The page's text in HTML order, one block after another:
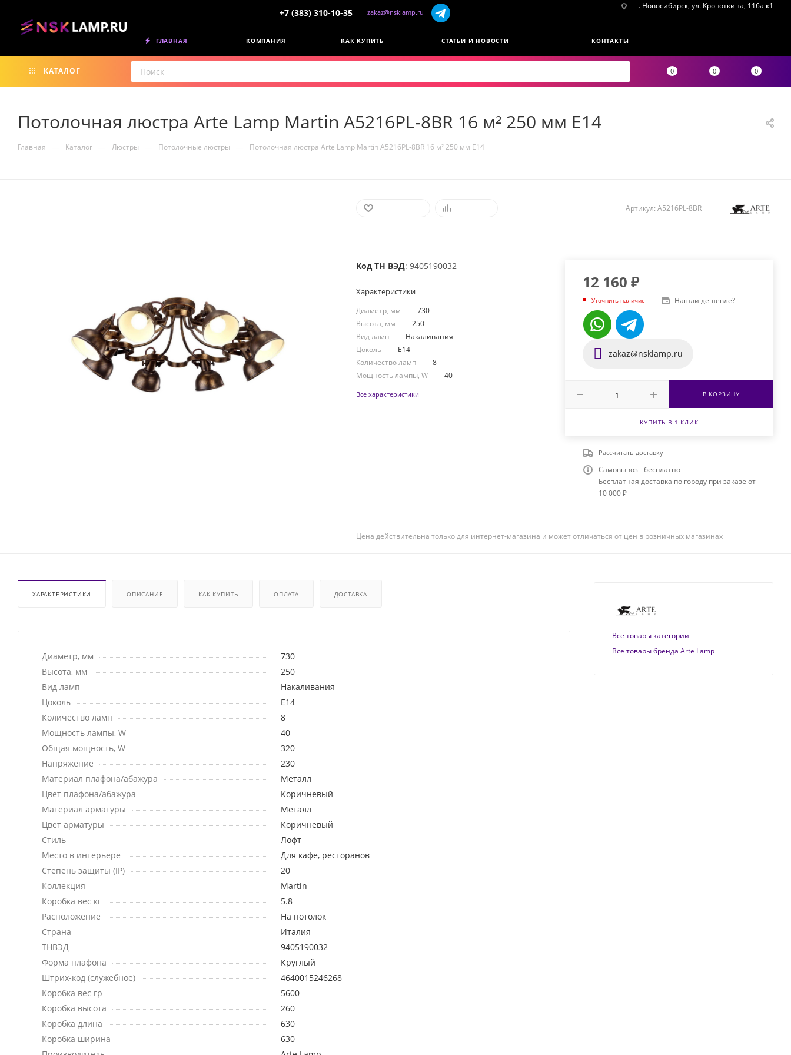
+7 (383) 310-10-35 zakaz@nsklamp.ru
г. Новосибирск, ул. Кропоткина, 116а к1
ГЛАВНАЯ КОМПАНИЯ КАК КУПИТЬ СТАТЬИ И НОВОСТИ КОНТАКТЫ
0 0 0
КАТАЛОГ
Потолочная люстра Arte Lamp Martin A5216PL-8BR 16 м² 250 мм E14
Главная — Каталог — Люстры — Потолочные люстры — Потолочная люстра Arte Lamp Martin A5216PL-8BR 16 м² 250 мм E14
Артикул: A5216PL-8BR
Код ТН ВЭД: 9405190032
Характеристики
Диаметр, мм — 730
Высота, мм — 250
Вид ламп — Накаливания
Цоколь — E14
Количество ламп — 8
Мощность лампы, W — 40
Все характеристики
12 160 ₽
Уточнить наличие Нашли дешевле?
zakaz@nsklamp.ru
В КОРЗИНУ
КУПИТЬ В 1 КЛИК
Рассчитать доставку
Самовывоз - бесплатно
Бесплатная доставка по городу при заказе от
10 000 ₽
Цена действительна только для интернет-магазина и может отличаться от цен в розничных магазинах
ХАРАКТЕРИСТИКИ ОПИСАНИЕ КАК КУПИТЬ ОПЛАТА ДОСТАВКА
Диаметр, мм
730
Высота, мм
250
Вид ламп
Накаливания
Цоколь
E14
Количество ламп
8
Мощность лампы, W
40
Общая мощность, W
320
Напряжение
230
Материал плафона/абажура
Металл
Цвет плафона/абажура
Коричневый
Материал арматуры
Металл
Цвет арматуры
Коричневый
Стиль
Лофт
Место в интерьере
Для кафе, ресторанов
Степень защиты (IP)
20
Коллекция
Martin
Коробка вес кг
5.8
Расположение
На потолок
Страна
Италия
ТНВЭД
9405190032
Форма плафона
Круглый
Штрих-код (служебное)
4640015246268
Коробка вес гр
5600
Коробка высота
260
Коробка длина
630
Коробка ширина
630
Все товары категории
Все товары бренда Arte Lamp